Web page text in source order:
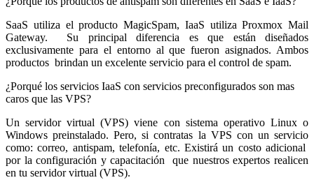
SaaS utiliza el producto MagicSpam, IaaS utiliza Proxmox Mail
Gateway. Su principal diferencia es que están diseñados
exclusivamente para el entorno al que fueron asignados. Ambos
productos brindan un excelente servicio para el control de spam.
¿Porqué los servicios IaaS con servicios preconfigurados son mas
caros que las VPS?
Un servidor virtual (VPS) viene con sistema operativo Linux o
Windows preinstalado. Pero, si contratas la VPS con un servicio
como: correo, antispam, telefonía, etc. Existirá un costo adicional
por la configuración y capacitación que nuestros expertos realicen
en tu servidor virtual (VPS).